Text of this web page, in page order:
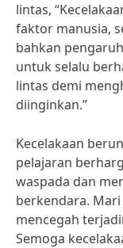
lintas,
faktor manusia,
bahkan
untuk selalu
lintas demi
diinginkan.”
Kecelakaan
pelajaran
waspada dan
berkendara.
mencegah
Semoga